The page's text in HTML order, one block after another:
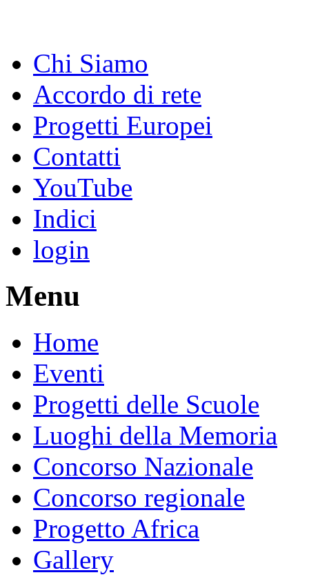
Chi Siamo
Accordo di rete
Progetti Europei
Contatti
YouTube
Indici
login
Menu
Home
Eventi
Progetti delle Scuole
Luoghi della Memoria
Concorso Nazionale
Concorso regionale
Progetto Africa
Gallery